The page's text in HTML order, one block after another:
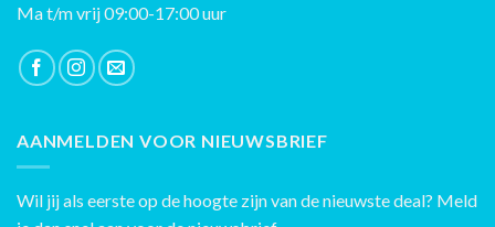
Ma t/m vrij 09:00-17:00 uur
AANMELDEN VOOR NIEUWSBRIEF
Wil jij als eerste op de hoogte zijn van de nieuwste deal? Meld